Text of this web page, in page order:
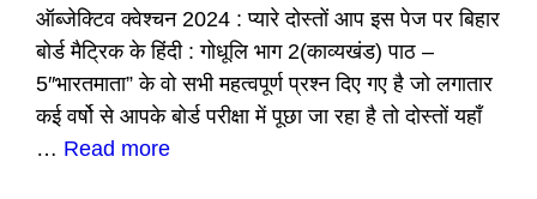
ऑब्जेक्टिव क्वेश्चन 2024 : प्यारे दोस्तों आप इस पेज पर बिहार
बोर्ड मैट्रिक के हिंदी : गोधूलि भाग 2(काव्यखंड) पाठ –
5″भारतमाता” के वो सभी महत्वपूर्ण प्रश्न दिए गए है जो लगातार
कई वर्षो से आपके बोर्ड परीक्षा में पूछा जा रहा है तो दोस्तों यहाँ
… Read more